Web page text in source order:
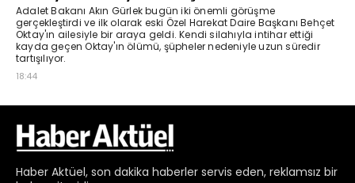
Haber Aktüel, son dakika haberler servis eden, reklamsız bir